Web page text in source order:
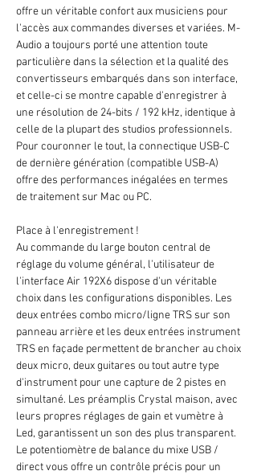
offre un véritable confort aux musiciens pour
l'accès aux commandes diverses et variées. M-
Audio a toujours porté une attention toute
particulière dans la sélection et la qualité des
convertisseurs embarqués dans son interface,
et celle-ci se montre capable d'enregistrer à
une résolution de 24-bits / 192 kHz, identique à
celle de la plupart des studios professionnels.
Pour couronner le tout, la connectique USB-C
de dernière génération (compatible USB-A)
offre des performances inégalées en termes
de traitement sur Mac ou PC.
Place à l'enregistrement !
Au commande du large bouton central de
réglage du volume général, l'utilisateur de
l'interface Air 192X6 dispose d'un véritable
choix dans les configurations disponibles. Les
deux entrées combo micro/ligne TRS sur son
panneau arrière et les deux entrées instrument
TRS en façade permettent de brancher au choix
deux micro, deux guitares ou tout autre type
d'instrument pour une capture de 2 pistes en
simultané. Les préamplis Crystal maison, avec
leurs propres réglages de gain et vumètre à
Led, garantissent un son des plus transparent.
Le potentiomètre de balance du mixe USB /
direct vous offre un contrôle précis pour un